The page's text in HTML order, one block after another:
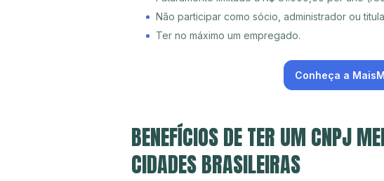
Não participar como sócio, administrador ou
Ter no máximo um empregado.
Conheça a
BENEFÍCIOS DE TER UM CNPJ
CIDADES BRASILEIRAS